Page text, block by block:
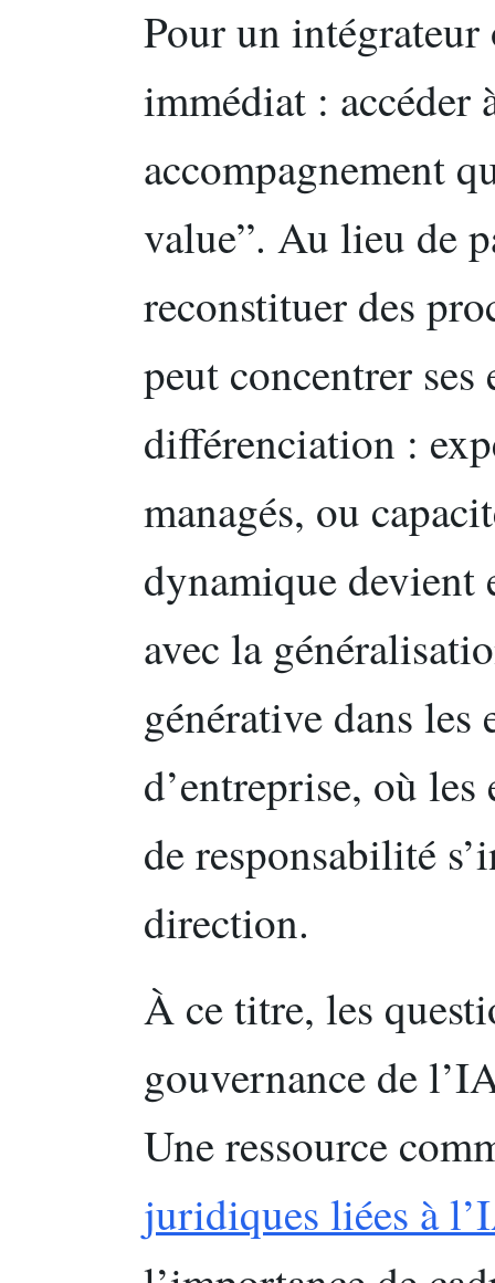
Pour un intégrateur
immédiat : accéder
accompagnement
value”. Au lieu de
reconstituer des
peut concentrer
différenciation :
managés, ou
dynamique devient
avec la
générative dans les
d’entreprise, où
de responsabilité
direction.
À ce titre, les
gouvernance de
Une ressource
juridiques liées à